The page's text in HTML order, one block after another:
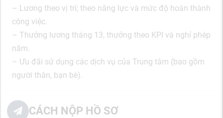
– Lương theo vị trí; theo năng lực và mức độ hoàn thành
công việc.
– Thưởng lương tháng 13, thưởng theo KPI và nghỉ phép
năm.
– Ưu đãi sử dụng các dịch vụ của Trung tâm (bao gồm
người thân, bạn bè).
CÁCH NỘP HỒ SƠ